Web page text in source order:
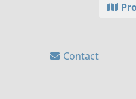
Contact